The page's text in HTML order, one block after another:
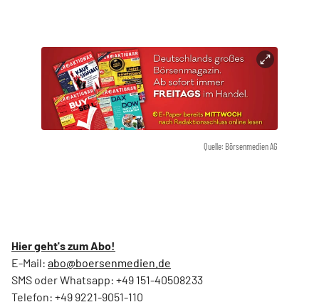
Quelle: Börsenmedien AG
Hier geht's zum Abo!
E-Mail: abo@boersenmedien.de
SMS oder Whatsapp: +49 151-40508233
Telefon: +49 9221-9051-110